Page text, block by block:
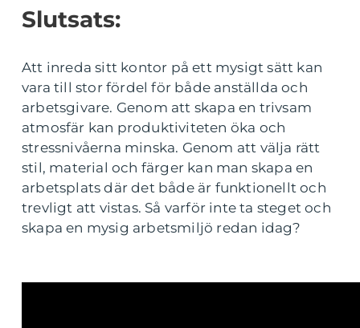
Slutsats:
Att inreda sitt kontor på ett mysigt sätt kan
vara till stor fördel för både anställda och
arbetsgivare. Genom att skapa en trivsam
atmosfär kan produktiviteten öka och
stressnivåerna minska. Genom att välja rätt
stil, material och färger kan man skapa en
arbetsplats där det både är funktionellt och
trevligt att vistas. Så varför inte ta steget och
skapa en mysig arbetsmiljö redan idag?